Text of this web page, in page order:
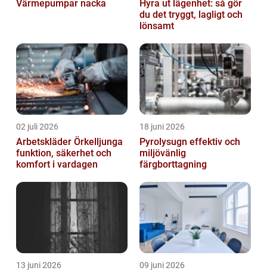
Värmepumpar nacka
Hyra ut lägenhet: så gör
du det tryggt, lagligt och
lönsamt
02 juli 2026
Arbetskläder Örkelljunga
funktion, säkerhet och
komfort i vardagen
18 juni 2026
Pyrolysugn effektiv och
miljövänlig
färgborttagning
13 juni 2026 09 juni 2026